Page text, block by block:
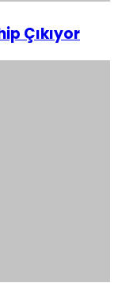
Çıkıyor